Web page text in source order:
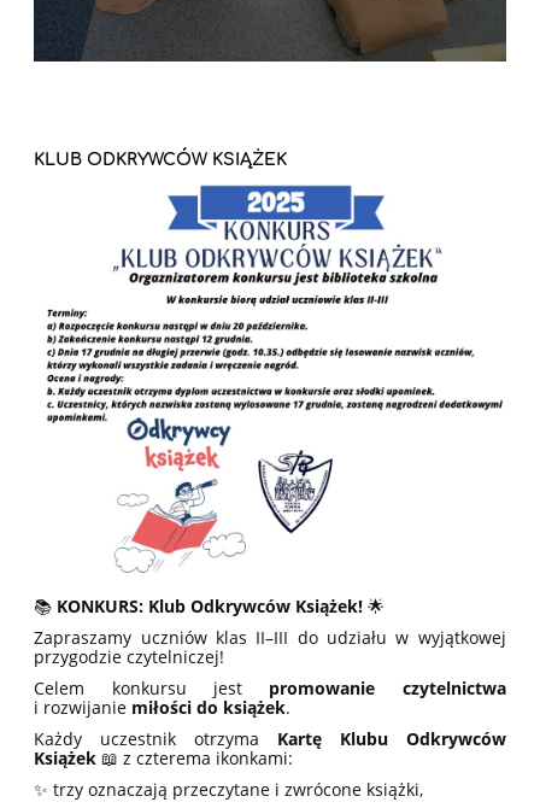
KLUB ODKRYWCÓW KSIĄŻEK
📚 KONKURS: Klub Odkrywców Książek! 🌟
Zapraszamy uczniów klas II–III do udziału w wyjątkowej
przygodzie czytelniczej!
Celem konkursu jest promowanie czytelnictwa
i rozwijanie miłości do książek.
Każdy uczestnik otrzyma Kartę Klubu Odkrywców
Książek 📖 z czterema ikonkami:
✨ trzy oznaczają przeczytane i zwrócone książki,